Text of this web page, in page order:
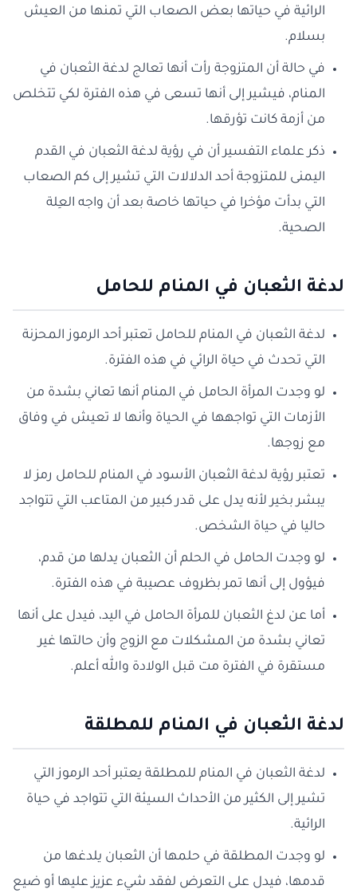
الرائية في حياتها بعض الصعاب التي تمنها من العيش
بسلام.
في حالة أن المتزوجة رأت أنها تعالج لدغة الثعبان في
المنام، فيشير إلى أنها تسعى في هذه الفترة لكي تتخلص
من أزمة كانت تؤرقها.
ذكر علماء التفسير أن في رؤية لدغة الثعبان في القدم
اليمنى للمتزوجة أحد الدلالات التي تشير إلى كم الصعاب
التي بدأت مؤخرا في حياتها خاصة بعد أن واجه العِلة
الصحية.
لدغة الثعبان في المنام للحامل
لدغة الثعبان في المنام للحامل تعتبر أحد الرموز المحزنة
التي تحدث في حياة الرائي في هذه الفترة.
لو وجدت المرأة الحامل في المنام أنها تعاني بشدة من
الأزمات التي تواجهها في الحياة وأنها لا تعيش في وفاق
مع زوجها.
تعتبر رؤية لدغة الثعبان الأسود في المنام للحامل رمز لا
يبشر بخير لأنه يدل على قدر كبير من المتاعب التي تتواجد
حاليا في حياة الشخص.
لو وجدت الحامل في الحلم أن الثعبان يدلها من قدم،
فيؤول إلى أنها تمر بظروف عصيبة في هذه الفترة.
أما عن لدغ الثعبان للمرأة الحامل في اليد، فيدل على أنها
تعاني بشدة من المشكلات مع الزوج وأن حالتها غير
مستقرة في الفترة مت قبل الولادة والله أعلم.
لدغة الثعبان في المنام للمطلقة
لدغة الثعبان في المنام للمطلقة يعتبر أحد الرموز التي
تشير إلى الكثير من الأحداث السيئة التي تتواجد في حياة
الرائية.
لو وجدت المطلقة في حلمها أن الثعبان يلدغها من
قدمها، فيدل على التعرض لفقد شيء عزيز عليها أو ضيع